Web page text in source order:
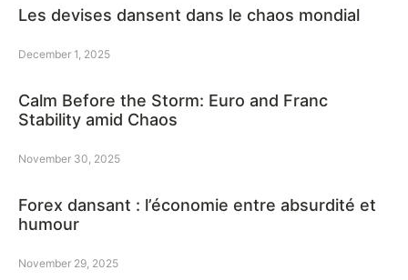
Les devises dansent dans le chaos mondial
December 1, 2025
Calm Before the Storm: Euro and Franc
Stability amid Chaos
November 30, 2025
Forex dansant : l’économie entre absurdité et
humour
November 29, 2025